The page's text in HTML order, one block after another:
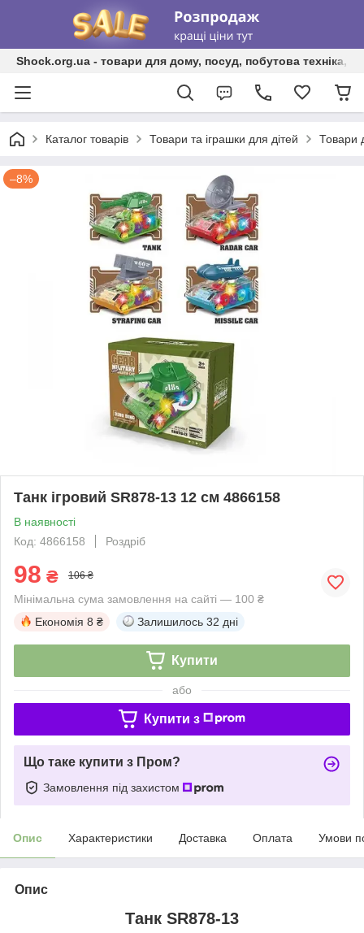
Shock.org.ua - товари для дому, посуд, побутова техніка,
Каталог товарів Товари та іграшки для дітей Товари
–8%
Танк ігровий SR878-13 12 см 4866158
В наявності
Код: 4866158
Роздріб
98 ₴ 106 ₴
Мінімальна сума замовлення на сайті — 100 ₴
Економія 8 ₴ Залишилось 32 дні
Купити
або
Купити з
Що таке купити з Пром?
Замовлення під захистом
Опис Характеристики Доставка Оплата Умови
Опис
Танк SR878-13